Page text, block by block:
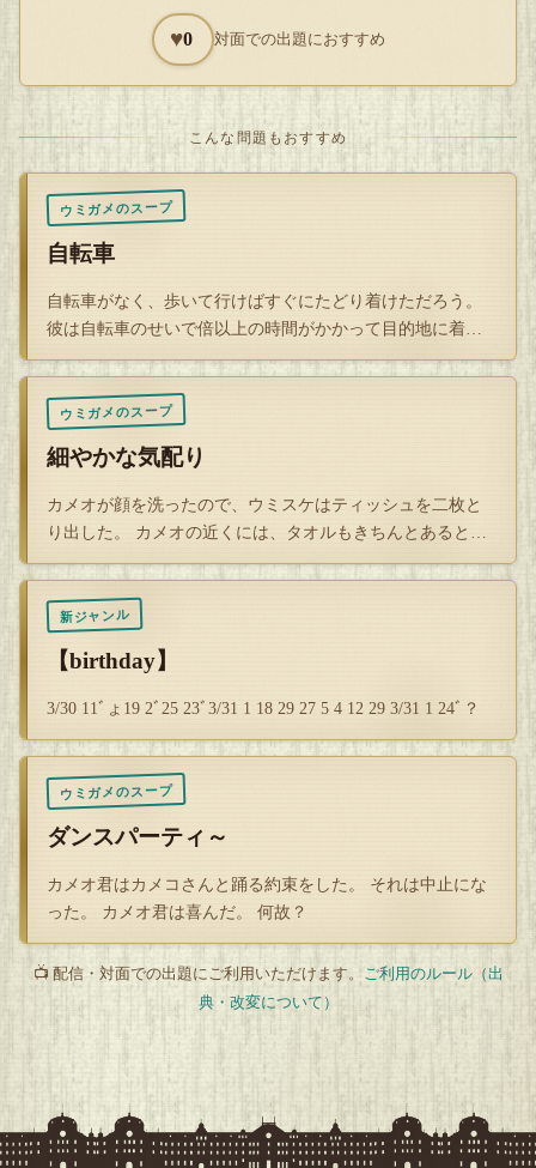
♥0 対面での出題におすすめ
こんな問題もおすすめ
ウミガメのスープ
自転車
自転車がなく、歩いて行けばすぐにたどり着けただろう。
彼は自転車のせいで倍以上の時間がかかって目的地に着い
た。 一体何故…
ウミガメのスープ
細やかな気配り
カメオが顔を洗ったので、ウミスケはティッシュを二枚と
り出した。 カメオの近くには、タオルもきちんとあるとい
うのに、 なぜ…
新ジャンル
【birthday】
3/30 11ﾞょ19 2ﾞ25 23ﾞ3/31 1 18 29 27 5 4 12 29 3/31 1 24ﾞ？
ウミガメのスープ
ダンスパーティ～
カメオ君はカメコさんと踊る約束をした。 それは中止にな
った。 カメオ君は喜んだ。 何故？
📺 配信・対面での出題にご利用いただけます。 ご利用のルール（出
典・改変について）